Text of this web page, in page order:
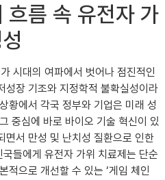
흐름 속 유전자 가
시대의 여파에서 벗어나 점진적인
성장 기조와 지정학적 불확실성이라
황에서 각국 정부와 기업은 미래 성
중심에 바로 바이오 기술 혁신이 있
면서 만성 및 난치성 질환으로 인한
들에게 유전자 가위 치료제는 단순
적으로 개선할 수 있는 ‘게임 체인